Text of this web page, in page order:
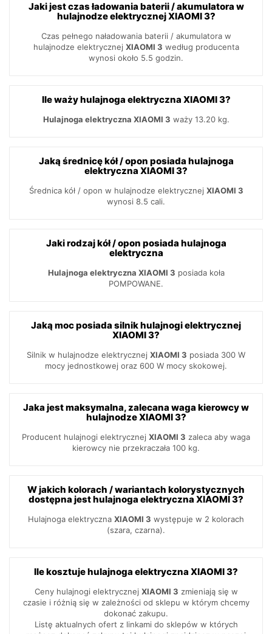
Jaki jest czas ładowania baterii / akumulatora w
hulajnodze elektrycznej XIAOMI 3?
Czas pełnego naładowania baterii / akumulatora w
hulajnodze elektrycznej XIAOMI 3 według producenta
wynosi około 5.5 godzin.
Ile waży hulajnoga elektryczna XIAOMI 3?
Hulajnoga elektryczna XIAOMI 3 waży 13.20 kg.
Jaką średnicę kół / opon posiada hulajnoga
elektryczna XIAOMI 3?
Średnica kół / opon w hulajnodze elektrycznej XIAOMI 3
wynosi 8.5 cali.
Jaki rodzaj kół / opon posiada hulajnoga
elektryczna
Hulajnoga elektryczna XIAOMI 3 posiada koła
POMPOWANE.
Jaką moc posiada silnik hulajnogi elektrycznej
XIAOMI 3?
Silnik w hulajnodze elektrycznej XIAOMI 3 posiada 300 W
mocy jednostkowej oraz 600 W mocy skokowej.
Jaka jest maksymalna, zalecana waga kierowcy w
hulajnodze XIAOMI 3?
Producent hulajnogi elektrycznej XIAOMI 3 zaleca aby waga
kierowcy nie przekraczała 100 kg.
W jakich kolorach / wariantach kolorystycznych
dostępna jest hulajnoga elektryczna XIAOMI 3?
Hulajnoga elektryczna XIAOMI 3 występuje w 2 kolorach
(szara, czarna).
Ile kosztuje hulajnoga elektryczna XIAOMI 3?
Ceny hulajnogi elektrycznej XIAOMI 3 zmieniają się w
czasie i różnią się w zależności od sklepu w którym chcemy
dokonać zakupu.
Listę aktualnych ofert z linkami do sklepów w których